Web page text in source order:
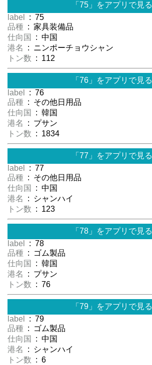
「75」をアプリで見る
label
: 75
品種 : 家具装備品
仕向国
: 中国
港名
: ニンポーチョウシャン
トン数 : 112
「76」をアプリで見る
label
: 76
品種 : その他日用品
仕向国
: 韓国
港名
: プサン
トン数 : 1834
「77」をアプリで見る
label
: 77
品種 : その他日用品
仕向国
: 中国
港名
: シャンハイ
トン数 : 123
「78」をアプリで見る
label
: 78
品種 : ゴム製品
仕向国
: 韓国
港名
: プサン
トン数 : 76
「79」をアプリで見る
label
: 79
品種 : ゴム製品
仕向国
: 中国
港名
: シャンハイ
トン数 : 6